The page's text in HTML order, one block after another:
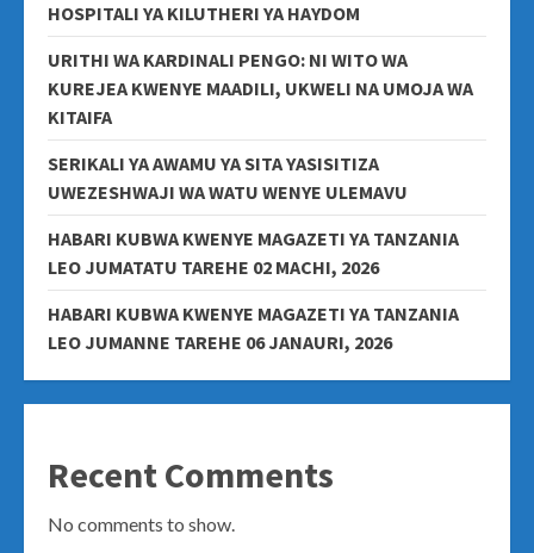
HOSPITALI YA KILUTHERI YA HAYDOM
URITHI WA KARDINALI PENGO: NI WITO WA
KUREJEA KWENYE MAADILI, UKWELI NA UMOJA WA
KITAIFA
SERIKALI YA AWAMU YA SITA YASISITIZA
UWEZESHWAJI WA WATU WENYE ULEMAVU
HABARI KUBWA KWENYE MAGAZETI YA TANZANIA
LEO JUMATATU TAREHE 02 MACHI, 2026
HABARI KUBWA KWENYE MAGAZETI YA TANZANIA
LEO JUMANNE TAREHE 06 JANAURI, 2026
Recent Comments
No comments to show.